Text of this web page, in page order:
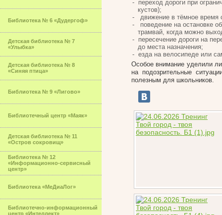
Библиотека № 6 «Дудергоф»
Детская библиотека № 7
«Улыбка»
Детская библиотека № 8
«Синяя птица»
Библиотека № 9 «Лигово»
Библиотечный центр «Маяк»
Детская библиотека № 11
«Остров сокровищ»
Библиотека № 12
«Информационно-сервисный
центр»
Библиотека «МеДиаЛог»
Библиотечно-информационный
центр «Интеллект»
переход дороги при
кустов);
движение в тёмное время
поведение на остановке
трамвай, когда можно
пересечение дороги на
до места назначения;
езда на велосипеде или
Особое внимание уделили
на подозрительные
полезным для школьников.